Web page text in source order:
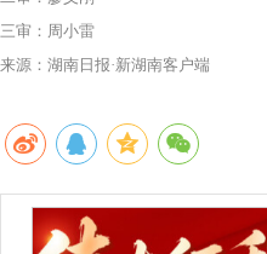
三审：周小雷
来源：湖南日报·新湖南客户端